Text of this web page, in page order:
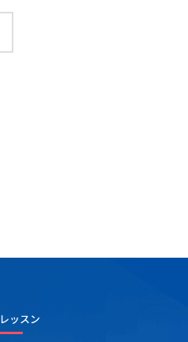
レッスン